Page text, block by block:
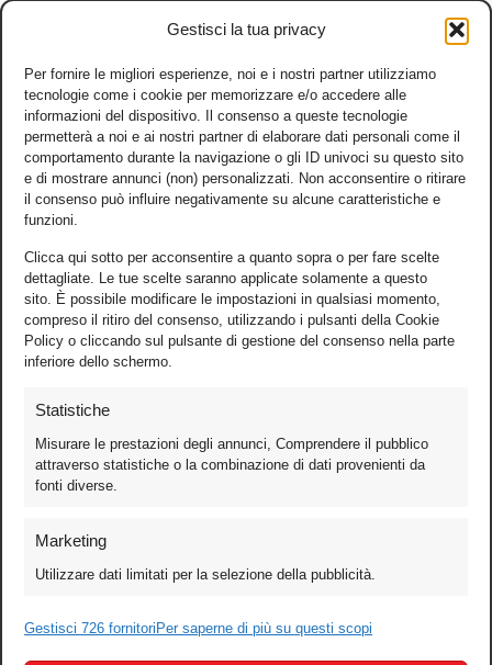
Gestisci la tua privacy
Per fornire le migliori esperienze, noi e i nostri partner utilizziamo
tecnologie come i cookie per memorizzare e/o accedere alle
informazioni del dispositivo. Il consenso a queste tecnologie
permetterà a noi e ai nostri partner di elaborare dati personali come il
comportamento durante la navigazione o gli ID univoci su questo sito
e di mostrare annunci (non) personalizzati. Non acconsentire o ritirare
il consenso può influire negativamente su alcune caratteristiche e
funzioni.
Clicca qui sotto per acconsentire a quanto sopra o per fare scelte
dettagliate. Le tue scelte saranno applicate solamente a questo
sito. È possibile modificare le impostazioni in qualsiasi momento,
compreso il ritiro del consenso, utilizzando i pulsanti della Cookie
Policy o cliccando sul pulsante di gestione del consenso nella parte
inferiore dello schermo.
Statistiche
Misurare le prestazioni degli annunci, Comprendere il pubblico
attraverso statistiche o la combinazione di dati provenienti da
fonti diverse.
Marketing
Utilizzare dati limitati per la selezione della pubblicità.
Gestisci 726 fornitori Per saperne di più su questi scopi
Games
Test